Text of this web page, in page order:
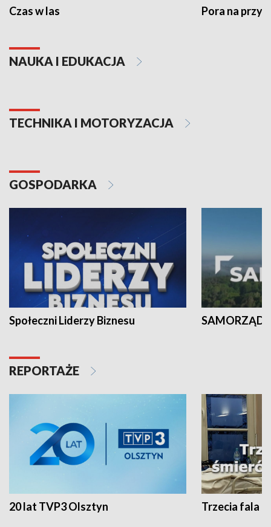
Czas w las Pora na
NAUKA I EDUKACJA
TECHNIKA I MOTORYZACJA
GOSPODARKA
Społeczni Liderzy Biznesu SAMORZĄD
REPORTAŻE
20 lat TVP3 Olsztyn Trzecia fala -